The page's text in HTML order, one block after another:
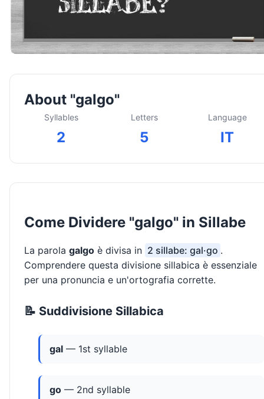
About "galgo"
Syllables
2
Letters
5
Language
IT
Come Dividere "galgo" in Sillabe
La parola galgo è divisa in 2 sillabe: gal·go .
Comprendere questa divisione sillabica è essenziale
per una pronuncia e un'ortografia corrette.
📝 Suddivisione Sillabica
gal — 1st syllable
go — 2nd syllable